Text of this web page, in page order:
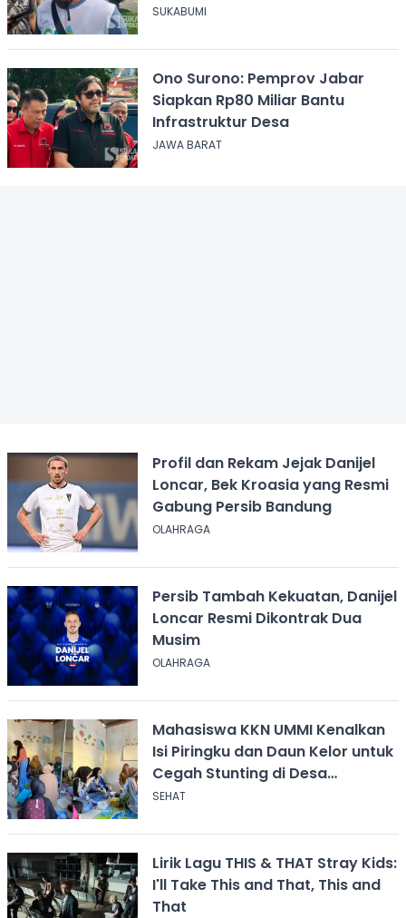
SUKABUMI
Ono Surono: Pemprov Jabar
Siapkan Rp80 Miliar Bantu
Infrastruktur Desa
JAWA BARAT
Profil dan Rekam Jejak Danijel
Loncar, Bek Kroasia yang Resmi
Gabung Persib Bandung
OLAHRAGA
Persib Tambah Kekuatan, Danijel
Loncar Resmi Dikontrak Dua
Musim
OLAHRAGA
Mahasiswa KKN UMMI Kenalkan
Isi Piringku dan Daun Kelor untuk
Cegah Stunting di Desa
Calingcing
SEHAT
Lirik Lagu THIS & THAT Stray Kids:
I'll Take This and That, This and
That